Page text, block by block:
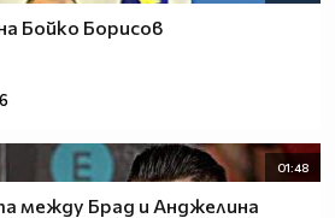
Бойко Борисов
01:48
между Брад и Анджелина